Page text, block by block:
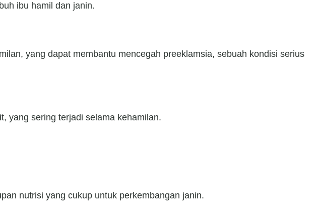
ibu hamil dan janin.
yang dapat membantu mencegah preeklamsia, sebuah kondisi serius
yang sering terjadi selama kehamilan.
nutrisi yang cukup untuk perkembangan janin.